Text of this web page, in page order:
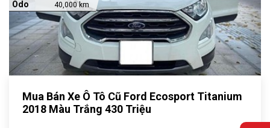
Odo 40,000 km
Mua Bán Xe Ô Tô Cũ Ford Ecosport Titanium
2018 Màu Trắng 430 Triệu